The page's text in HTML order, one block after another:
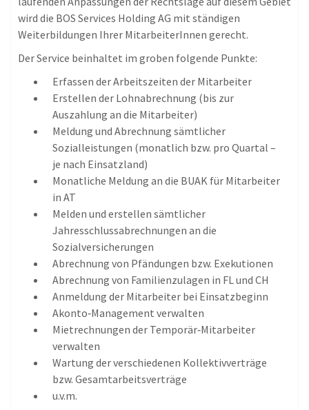
wird die BOS Services Holding AG mit ständigen
Weiterbildungen Ihrer MitarbeiterInnen gerecht.
Der Service beinhaltet im groben folgende Punkte:
Erfassen der Arbeitszeiten der Mitarbeiter
Erstellen der Lohnabrechnung (bis zur
Auszahlung an die Mitarbeiter)
Meldung und Abrechnung sämtlicher
Sozialleistungen (monatlich bzw. pro Quartal –
je nach Einsatzland)
Monatliche Meldung an die BUAK für Mitarbeiter
in AT
Melden und erstellen sämtlicher
Jahresschlussabrechnungen an die
Sozialversicherungen
Abrechnung von Pfändungen bzw. Exekutionen
Abrechnung von Familienzulagen in FL und CH
Anmeldung der Mitarbeiter bei Einsatzbeginn
Akonto‐Management verwalten
Mietrechnungen der Temporär‐Mitarbeiter
verwalten
Wartung der verschiedenen Kollektivverträge
bzw. Gesamtarbeitsverträge
u.v.m.